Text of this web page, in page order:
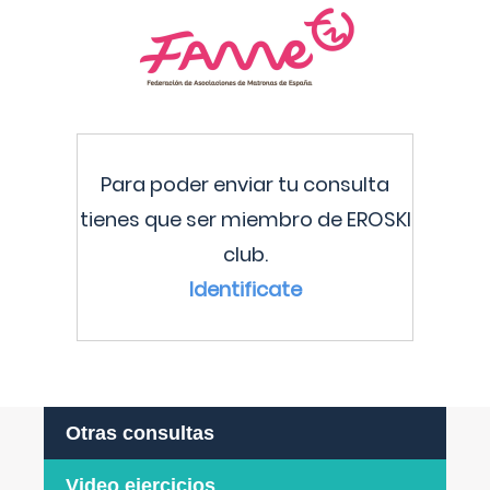
Para poder enviar tu consulta
tienes que ser miembro de EROSKI
club.
Identificate
Otras consultas
Video ejercicios